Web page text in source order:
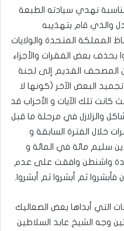
نهدي سيادته الطبعة
والذي قام بتهذيبه
المملكة المتحدة والولايات
بحذف بعض الفقرات والأجزاء
من المصحف القديم إلى لجنة
البعض الآخر (كونها لا
كانت تلك الآيات و الأحزاب قد
والزلازل في مرحلة ما قبل
خلال الفترة السابقة و
سليم مائة في المائة و
واشنطن وافقت على عدم
فأبشروا ثم أبشروا ثم أبشروا.
التي أبداها بعض الصعاليك
وجه الشيخ عابد السلاطين